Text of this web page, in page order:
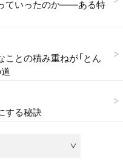
ていったのか——ある特
との積み重ねが「とん
する秘訣